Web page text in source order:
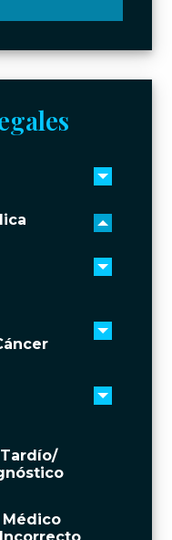
Toggle
Toggle
Toggle
Toggle
Toggle